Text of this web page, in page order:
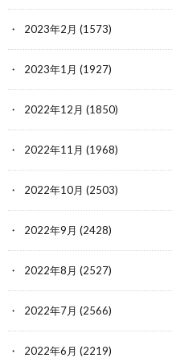
2023年2月 (1573)
2023年1月 (1927)
2022年12月 (1850)
2022年11月 (1968)
2022年10月 (2503)
2022年9月 (2428)
2022年8月 (2527)
2022年7月 (2566)
2022年6月 (2219)